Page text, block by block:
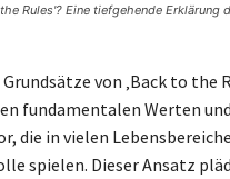
Rules'? Eine tiefgehende Erklärung
von ‚Back to the
fundamentalen Werten und
die in vielen
spielen. Dieser Ansatz